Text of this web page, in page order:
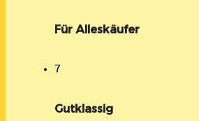
Für Alleskäufer
7
Gutklassig